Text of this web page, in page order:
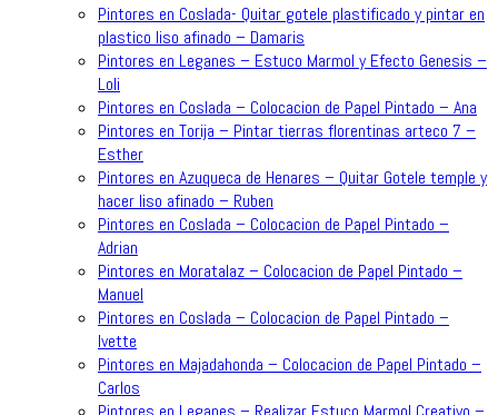
Pintores en Coslada- Quitar gotele plastificado y pintar en
plastico liso afinado – Damaris
Pintores en Leganes – Estuco Marmol y Efecto Genesis –
Loli
Pintores en Coslada – Colocacion de Papel Pintado – Ana
Pintores en Torija – Pintar tierras florentinas arteco 7 –
Esther
Pintores en Azuqueca de Henares – Quitar Gotele temple y
hacer liso afinado – Ruben
Pintores en Coslada – Colocacion de Papel Pintado –
Adrian
Pintores en Moratalaz – Colocacion de Papel Pintado –
Manuel
Pintores en Coslada – Colocacion de Papel Pintado –
Ivette
Pintores en Majadahonda – Colocacion de Papel Pintado –
Carlos